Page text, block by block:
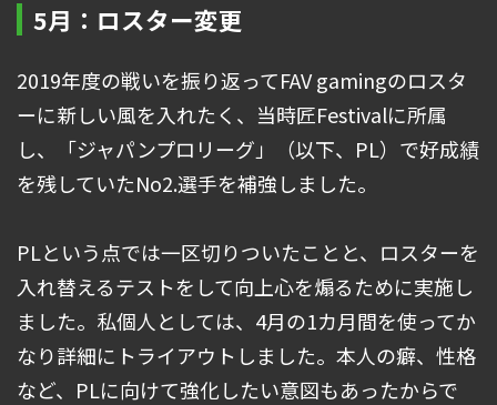
5月：ロスター変更
2019年度の戦いを振り返ってFAV gamingのロスタ
ーに新しい風を入れたく、当時匠Festivalに所属
し、「ジャパンプロリーグ」（以下、PL）で好成績
を残していたNo2.選手を補強しました。
PLという点では一区切りついたことと、ロスターを
入れ替えるテストをして向上心を煽るために実施し
ました。私個人としては、4月の1カ月間を使ってか
なり詳細にトライアウトしました。本人の癖、性格
など、PLに向けて強化したい意図もあったからで